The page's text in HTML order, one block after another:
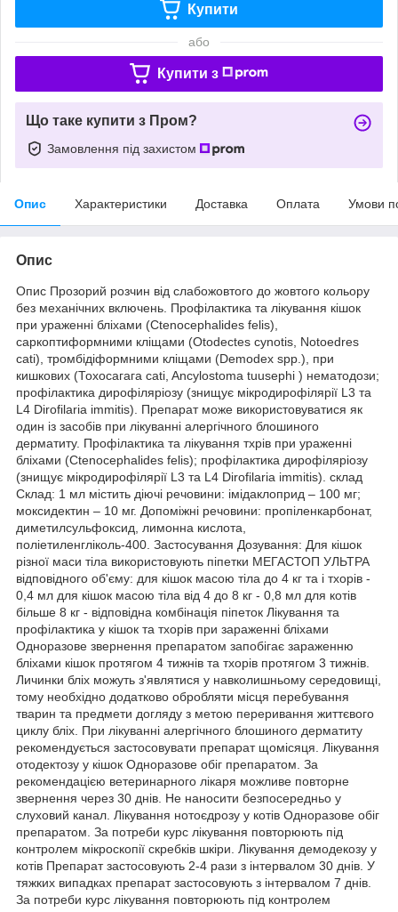
Купити
або
Купити з
Що таке купити з Пром?
Замовлення під захистом
Опис Характеристики Доставка Оплата Умови
Опис
Опис Прозорий розчин від слабожовтого до жовтого кольору
без механічних включень. Профілактика та лікування кішок
при ураженні бліхами (Ctenocephalides felis),
саркоптиформними кліщами (Otodectes cynotis, Notoedres
cati), тромбідіформними кліщами (Demodex spp.), при
кишкових (Тохосагага cati, Ancylostoma tuusephi ) нематодози;
профілактика дирофіляріозу (знищує мікродирофілярії L3 та
L4 Dirofilaria immitis). Препарат може використовуватися як
один із засобів при лікуванні алергічного блошиного
дерматиту. Профілактика та лікування тхрів при ураженні
бліхами (Ctenocephalides felis); профілактика дирофіляріозу
(знищує мікродирофілярії L3 та L4 Dirofilaria immitis). склад
Склад: 1 мл містить діючі речовини: імідаклоприд – 100 мг;
моксидектин – 10 мг. Допоміжні речовини: пропіленкарбонат,
диметилсульфоксид, лимонна кислота,
поліетиленгліколь-400. Застосування Дозування: Для кішок
різної маси тіла використовують піпетки МЕГАСТОП УЛЬТРА
відповідного об'єму: для кішок масою тіла до 4 кг та і тхорів -
0,4 мл для кішок масою тіла від 4 до 8 кг - 0,8 мл для котів
більше 8 кг - відповідна комбінація піпеток Лікування та
профілактика у кішок та тхорів при зараженні бліхами
Одноразове звернення препаратом запобігає зараженню
бліхами кішок протягом 4 тижнів та тхорів протягом 3 тижнів.
Личинки бліх можуть з'являтися у навколишньому середовищі,
тому необхідно додатково обробляти місця перебування
тварин та предмети догляду з метою переривання життєвого
циклу бліх. При лікуванні алергічного блошиного дерматиту
рекомендується застосовувати препарат щомісяця. Лікування
отодектозу у кішок Одноразове обіг препаратом. За
рекомендацією ветеринарного лікаря можливе повторне
звернення через 30 днів. Не наносити безпосередньо у
слуховий канал. Лікування нотоєдрозу у котів Одноразове обіг
препаратом. За потреби курс лікування повторюють під
контролем мікроскопії скребків шкіри. Лікування демодекозу у
котів Препарат застосовують 2-4 рази з інтервалом 30 днів. У
тяжких випадках препарат застосовують з інтервалом 7 днів.
За потреби курс лікування повторюють під контролем